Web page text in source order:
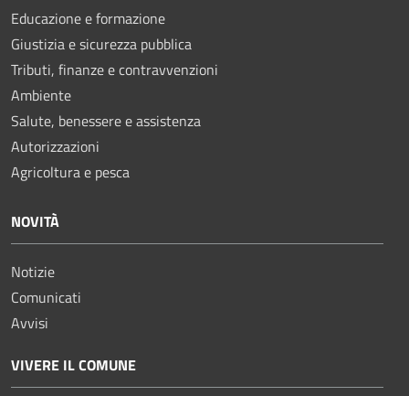
Educazione e formazione
Giustizia e sicurezza pubblica
Tributi, finanze e contravvenzioni
Ambiente
Salute, benessere e assistenza
Autorizzazioni
Agricoltura e pesca
NOVITÀ
Notizie
Comunicati
Avvisi
VIVERE IL COMUNE